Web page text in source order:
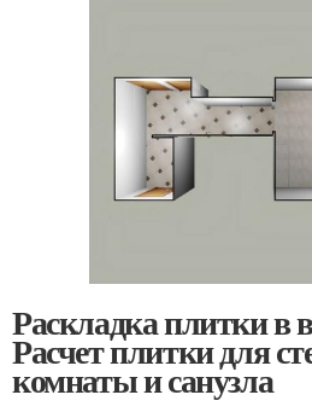
Раскладка плитки в
Расчет плитки для
комнаты и санузла